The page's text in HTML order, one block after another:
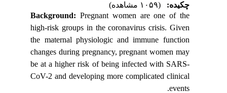
چکیده:
Background: Pregnant women are one of the
high-risk groups in the coronavirus crisis. Given
the maternal physiologic and immune function
changes during pregnancy, pregnant women may
be at a higher risk of being infected with SARS-
CoV-2 and developing more complicated clinical
events.